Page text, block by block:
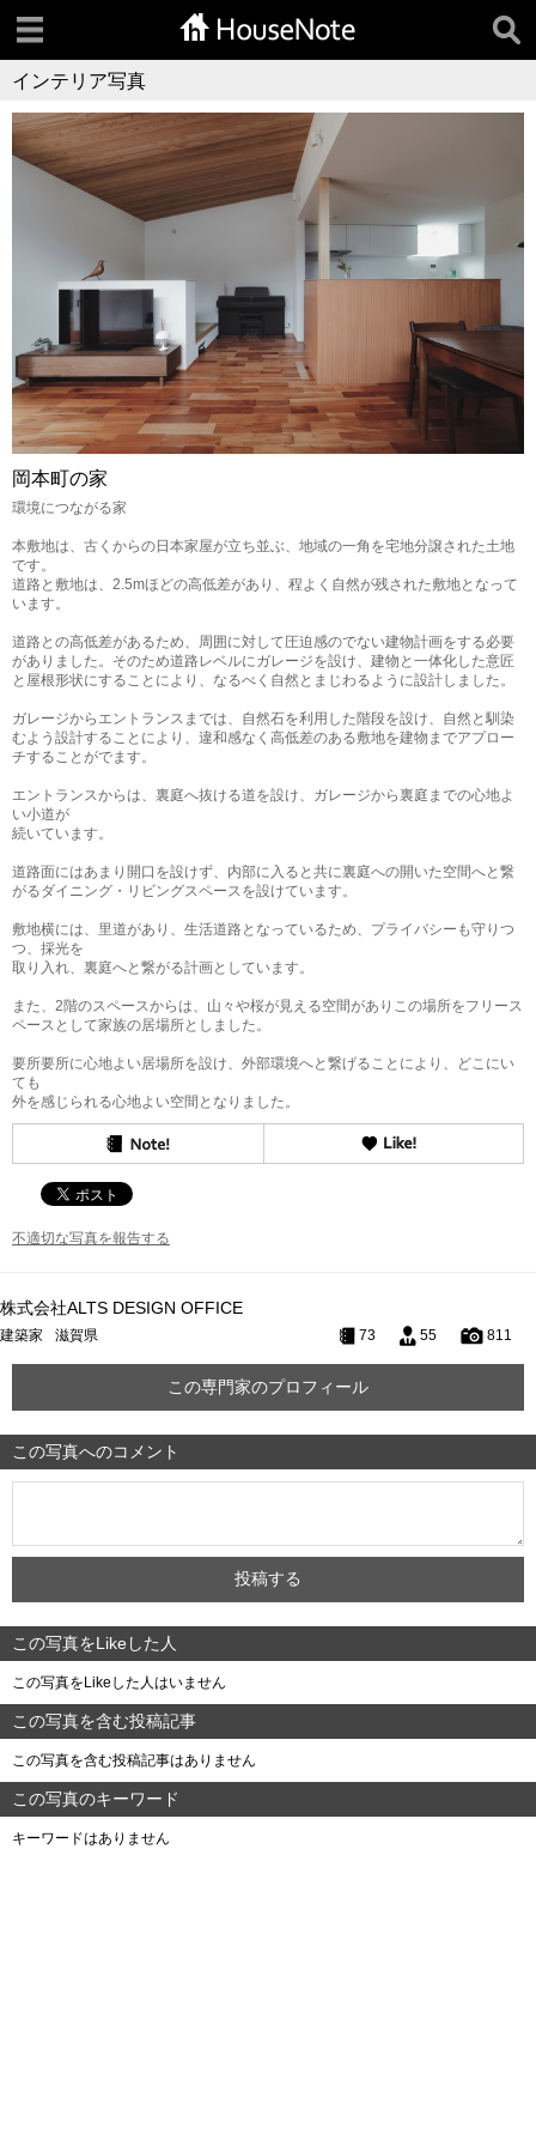
インテリア写真
岡本町の家
環境につながる家
本敷地は、古くからの日本家屋が立ち並ぶ、地域の一角を宅地分譲された土地
です。
道路と敷地は、2.5mほどの高低差があり、程よく自然が残された敷地となって
います。
道路との高低差があるため、周囲に対して圧迫感のでない建物計画をする必要
がありました。そのため道路レベルにガレージを設け、建物と一体化した意匠
と屋根形状にすることにより、なるべく自然とまじわるように設計しました。
ガレージからエントランスまでは、自然石を利用した階段を設け、自然と馴染
むよう設計することにより、違和感なく高低差のある敷地を建物までアプロー
チすることがでます。
エントランスからは、裏庭へ抜ける道を設け、ガレージから裏庭までの心地よ
い小道が
続いています。
道路面にはあまり開口を設けず、内部に入ると共に裏庭への開いた空間へと繋
がるダイニング・リビングスペースを設けています。
敷地横には、里道があり、生活道路となっているため、プライバシーも守りつ
つ、採光を
取り入れ、裏庭へと繋がる計画としています。
また、2階のスペースからは、山々や桜が見える空間がありこの場所をフリース
ペースとして家族の居場所としました。
要所要所に心地よい居場所を設け、外部環境へと繋げることにより、どこにい
ても
外を感じられる心地よい空間となりました。
不適切な写真を報告する
株式会社ALTS DESIGN OFFICE
建築家 滋賀県 73 55 811
この専門家のプロフィール
この写真へのコメント
この写真をLikeした人
この写真をLikeした人はいません
この写真を含む投稿記事
この写真を含む投稿記事はありません
この写真のキーワード
キーワードはありません